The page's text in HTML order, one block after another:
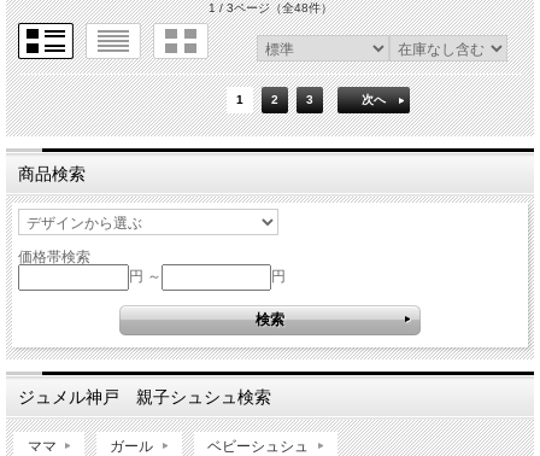
1 / 3ページ（全48件）
1 2 3 次へ
商品検索
価格帯検索
円 ～
円
ジュメル神戸 親子シュシュ検索
ママ ガール ベビーシュシュ